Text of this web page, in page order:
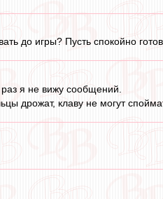
до игры? Пусть спокойно
я не вижу сообщений.
дрожат, клаву не могут